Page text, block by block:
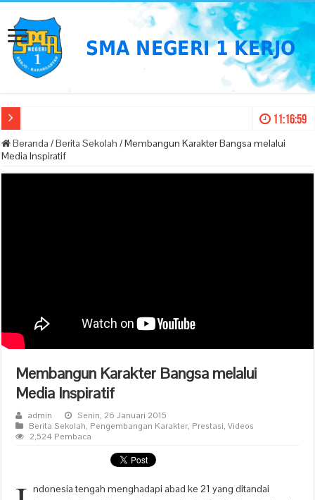
11:16:59
Beranda /Berita Sekolah /Membangun Karakter Bangsa melalui
Media Inspiratif
Membangun Karakter Bangsa melalui
Media Inspiratif
admin
Senin, 26 Januari 2015
Berita Sekolah, Pengembangan Karakter, Prestasi,Videos
2,524 Pembaca
ndonesia tengah menghadapi abad ke 21 yang ditandai